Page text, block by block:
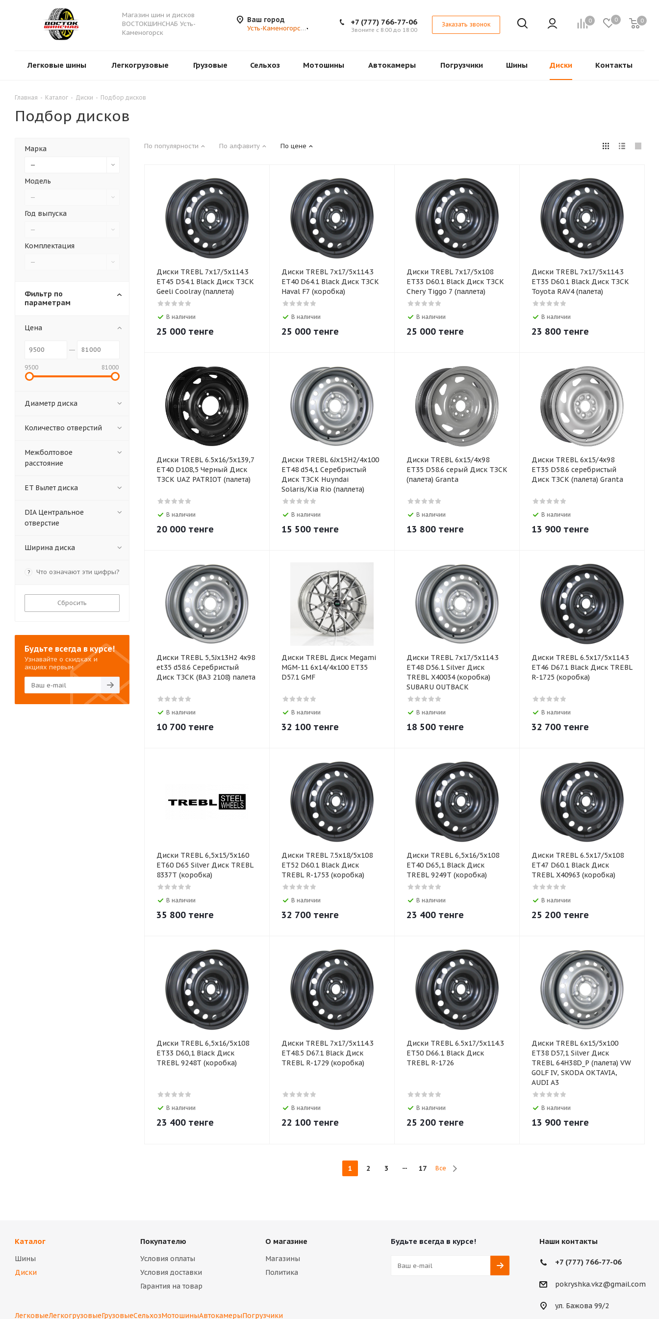
Магазин шин и дисков
ВОСТОКШИНСНАБ Усть-
Каменогорск
Ваш город
Усть-Каменогорск
0 0 0
+7 (777) 766-77-06
Звоните с 8:00 до 18:00
Заказать звонок
Легковые шины Легкогрузовые Грузовые Сельхоз Мотошины Автокамеры Погрузчики Шины Диски Контакты
Главная - Каталог - Диски - Подбор дисков
Подбор дисков
По популярности По алфавиту По цене
Диски TREBL 7x17/5x114.3
ET45 D54.1 Black Диск ТЗСК
Geeli Coolray (паллета)
В наличии
25 000 тенге
Диски TREBL 7x17/5x114.3
ET40 D64.1 Black Диск ТЗСК
Haval F7 (коробка)
В наличии
25 000 тенге
Диски TREBL 7x17/5x108
ET33 D60.1 Black Диск ТЗСК
Chery Tiggo 7 (паллета)
В наличии
25 000 тенге
Диски TREBL 7х17/5х114.3
ЕТ35 D60.1 Black Диск ТЗСК
Toyota RAV4 (палета)
В наличии
23 800 тенге
Диски TREBL 6.5х16/5х139,7
ЕТ40 D108,5 Черный Диск
ТЗСК UAZ PATRIOT (палета)
В наличии
20 000 тенге
Диски TREBL 6Jx15H2/4х100
ET48 d54,1 Серебристый
Диск ТЗСК Huyndai
Solaris/Kia Rio (паллета)
В наличии
15 500 тенге
Диски TREBL 6x15/4x98
ET35 D58.6 серый Диск ТЗСК
(палета) Granta
В наличии
13 800 тенге
Диски TREBL 6x15/4x98
ET35 D58.6 серебристый
Диск ТЗСК (палета) Granta
В наличии
13 900 тенге
Диски TREBL 5,5Jx13H2 4x98
et35 d58.6 Серебристый
Диск ТЗСК (ВАЗ 2108) палета
В наличии
10 700 тенге
Диски TREBL Диск Megami
MGM-11 6x14/4x100 ET35
D57.1 GMF
В наличии
32 100 тенге
Диски TREBL 7x17/5x114.3
ET48 D56.1 Silver Диск
TREBL X40034 (коробка)
SUBARU OUTBACK
В наличии
18 500 тенге
Диски TREBL 6.5x17/5x114.3
ET46 D67.1 Black Диск TREBL
R-1725 (коробка)
В наличии
32 700 тенге
Диски TREBL 6,5х15/5х160
ЕТ60 D65 Silver Диск TREBL
8337T (коробка)
В наличии
35 800 тенге
Диски TREBL 7.5x18/5x108
ET52 D60.1 Black Диск
TREBL R-1753 (коробка)
В наличии
32 700 тенге
Диски TREBL 6,5х16/5х108
ЕТ40 D65,1 Black Диск
TREBL 9249Т (коробка)
В наличии
23 400 тенге
Диски TREBL 6.5x17/5x108
ET47 D60.1 Black Диск
TREBL X40963 (коробка)
В наличии
25 200 тенге
Диски TREBL 6,5х16/5х108
ЕТ33 D60,1 Black Диск
TREBL 9248Т (коробка)
В наличии
23 400 тенге
Диски TREBL 7x17/5x114.3
ET48.5 D67.1 Black Диск
TREBL R-1729 (коробка)
В наличии
22 100 тенге
Диски TREBL 6.5x17/5x114.3
ET50 D66.1 Black Диск
TREBL R-1726
В наличии
25 200 тенге
Диски TREBL 6х15/5х100
ЕТ38 D57,1 Silver Диск
TREBL 64H38D_P (палета) VW
GOLF IV, SKODA OKTAVIA,
AUDI A3
В наличии
13 900 тенге
1 2 3 17 Все
Марка
—
Модель
—
Год выпуска
—
Комплектация
—
Фильтр по
параметрам
Цена
9500 81000
Диаметр диска
Количество отверстий
Межболтовое
расстояние
ET Вылет диска
DIA Центральное
отверстие
Ширина диска
? Что означают эти цифры?
Сбросить
Будьте всегда в курсе!
Узнавайте о скидках и
акциях первым
Каталог
Шины
Диски
Покупателю
Условия оплаты
Условия доставки
Гарантия на товар
О магазине
Магазины
Политика
ЛегковыеЛегкогрузовыеГрузовыеСельхозМотошиныАвтокамерыПогрузчики
Будьте всегда в курсе! Наши контакты
+7 (777) 766-77-06
pokryshka.vkz@gmail.com
ул. Бажова 99/2